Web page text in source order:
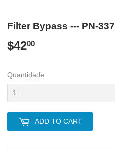
Filter Bypass --- PN-337
$4200
Quantidade
ADD TO CART